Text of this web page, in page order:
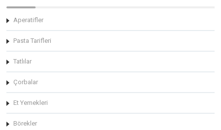
Aperatifler
Pasta Tarifleri
Tatlılar
Çorbalar
Et Yemekleri
Börekler